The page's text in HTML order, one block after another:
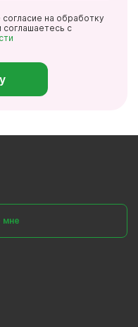
на обработку
соглашаетесь с
мне